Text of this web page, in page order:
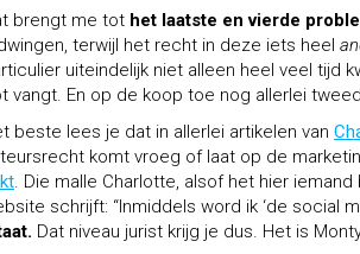
brengt me tot het laatste en vierde
terwijl het recht in deze iets heel
uiteindelijk niet alleen heel veel tijd
vangt. En op de koop toe nog allerlei
beste lees je dat in allerlei artikelen van
komt vroeg of laat op de
. Die malle Charlotte, alsof het hier
schrijft: “Inmiddels word ik ‘de social
Dat niveau jurist krijg je dus. Het is